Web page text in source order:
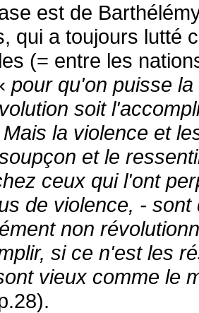
est de
qui a toujours lutté
(= entre les
pour qu'on puisse
soit
la violence et
et le
ceux qui l'ont
de violence, -
non
si ce n'est les
vieux comme le